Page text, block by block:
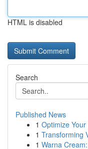
HTML is disabled
Search
Published News
1 Optimize
1 Transforming
1 Warna